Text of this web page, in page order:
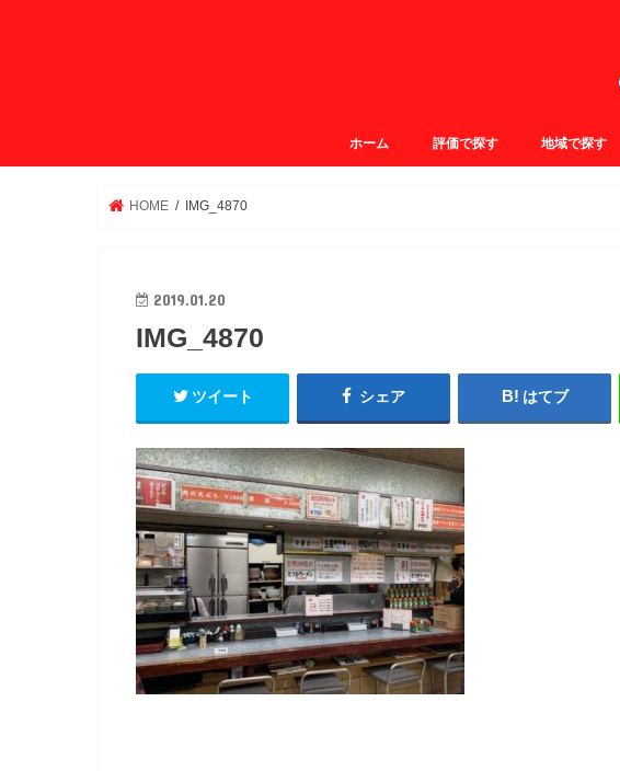
ホーム 評価で探す 地域で探す
HOME IMG_4870
2019.01.20
IMG_4870
ツイート シェア はてブ